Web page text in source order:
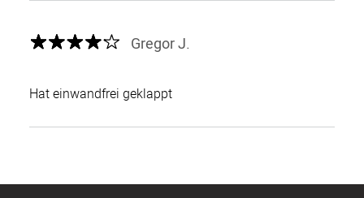
Gregor J.
Hat einwandfrei geklappt